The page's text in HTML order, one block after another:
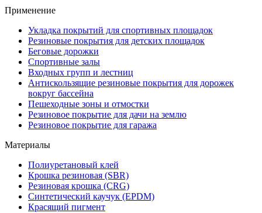
Применение
Укладка покрытий для спортивных площадок
Резиновые покрытия для детских площадок
Беговые дорожки
Спортивные залы
Входных групп и лестниц
Антискользящие резиновые покрытия для дорожек
вокруг бассейна
Пешеходные зоны и отмостки
Резиновое покрытие для дачи на землю
Резиновое покрытие для гаража
Материалы
Полиуретановый клей
Крошка резиновая (SBR)
Резиновая крошка (CRG)
Синтетический каучук (EPDM)
Красящий пигмент